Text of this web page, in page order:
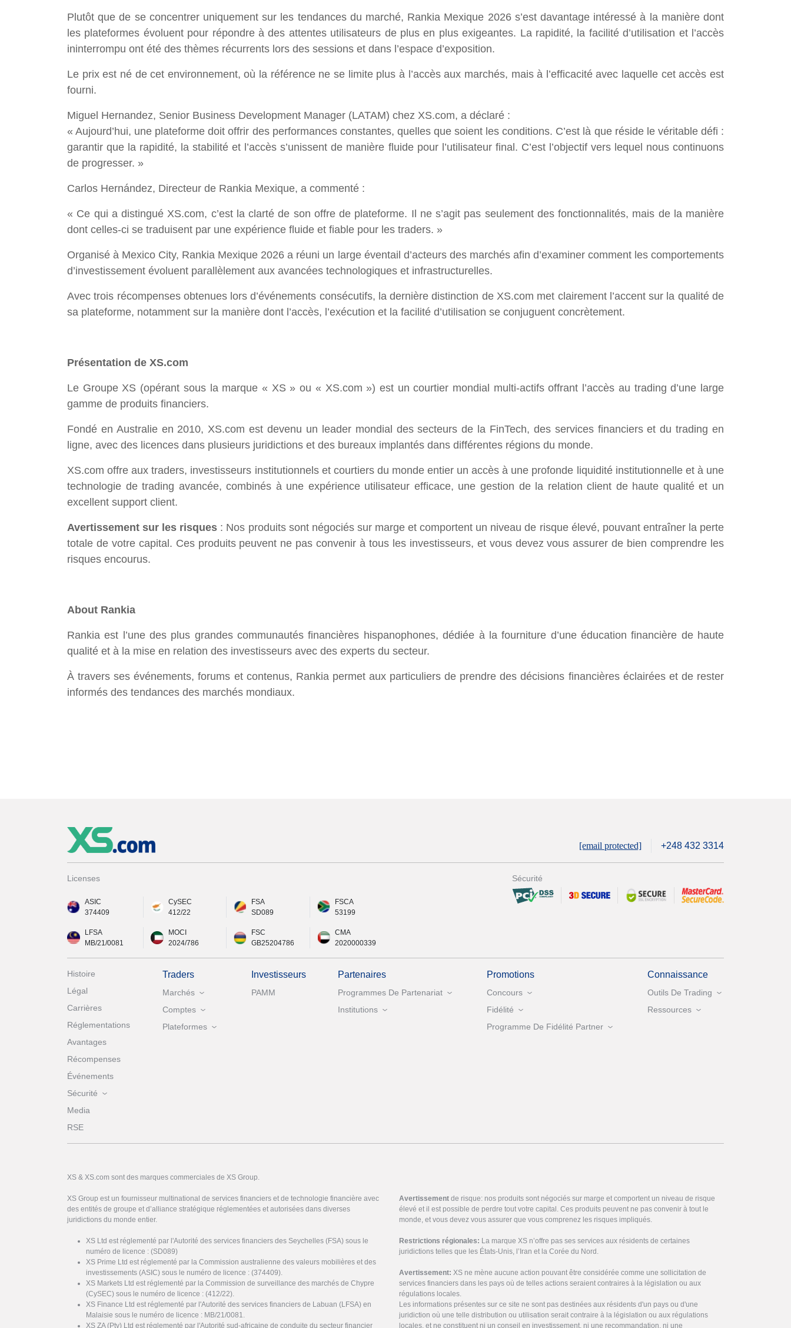
Plutôt que de se concentrer uniquement sur les tendances du marché, Rankia Mexique 2026 s’est davantage intéressé à la manière dont
les plateformes évoluent pour répondre à des attentes utilisateurs de plus en plus exigeantes. La rapidité, la facilité d’utilisation et l’accès
ininterrompu ont été des thèmes récurrents lors des sessions et dans l’espace d’exposition.
Le prix est né de cet environnement, où la référence ne se limite plus à l’accès aux marchés, mais à l’efficacité avec laquelle cet accès est
fourni.
Miguel Hernandez, Senior Business Development Manager (LATAM) chez XS.com, a déclaré :
« Aujourd’hui, une plateforme doit offrir des performances constantes, quelles que soient les conditions. C’est là que réside le véritable défi :
garantir que la rapidité, la stabilité et l’accès s’unissent de manière fluide pour l’utilisateur final. C’est l’objectif vers lequel nous continuons
de progresser. »
Carlos Hernández, Directeur de Rankia Mexique, a commenté :
« Ce qui a distingué XS.com, c’est la clarté de son offre de plateforme. Il ne s’agit pas seulement des fonctionnalités, mais de la manière
dont celles-ci se traduisent par une expérience fluide et fiable pour les traders. »
Organisé à Mexico City, Rankia Mexique 2026 a réuni un large éventail d’acteurs des marchés afin d’examiner comment les comportements
d’investissement évoluent parallèlement aux avancées technologiques et infrastructurelles.
Avec trois récompenses obtenues lors d’événements consécutifs, la dernière distinction de XS.com met clairement l’accent sur la qualité de
sa plateforme, notamment sur la manière dont l’accès, l’exécution et la facilité d’utilisation se conjuguent concrètement.
Présentation de XS.com
Le Groupe XS (opérant sous la marque « XS » ou « XS.com ») est un courtier mondial multi-actifs offrant l’accès au trading d’une large
gamme de produits financiers.
Fondé en Australie en 2010, XS.com est devenu un leader mondial des secteurs de la FinTech, des services financiers et du trading en
ligne, avec des licences dans plusieurs juridictions et des bureaux implantés dans différentes régions du monde.
XS.com offre aux traders, investisseurs institutionnels et courtiers du monde entier un accès à une profonde liquidité institutionnelle et à une
technologie de trading avancée, combinés à une expérience utilisateur efficace, une gestion de la relation client de haute qualité et un
excellent support client.
Avertissement sur les risques : Nos produits sont négociés sur marge et comportent un niveau de risque élevé, pouvant entraîner la perte
totale de votre capital. Ces produits peuvent ne pas convenir à tous les investisseurs, et vous devez vous assurer de bien comprendre les
risques encourus.
About Rankia
Rankia est l’une des plus grandes communautés financières hispanophones, dédiée à la fourniture d’une éducation financière de haute
qualité et à la mise en relation des investisseurs avec des experts du secteur.
À travers ses événements, forums et contenus, Rankia permet aux particuliers de prendre des décisions financières éclairées et de rester
informés des tendances des marchés mondiaux.
[email protected] +248 432 3314
Licenses
ASIC
374409
CySEC
412/22
FSA
SD089
FSCA
53199
LFSA
MB/21/0081
MOCI
2024/786
FSC
GB25204786
CMA
2020000339
Sécurité
Histoire
Légal
Carrières
Réglementations
Avantages
Récompenses
Événements
Sécurité
Media
RSE
Traders
Marchés
Comptes
Plateformes
Investisseurs
PAMM
Partenaires
Programmes De Partenariat
Institutions
Promotions
Concours
Fidélité
Programme De Fidélité Partner
Connaissance
Outils De Trading
Ressources
XS & XS.com sont des marques commerciales de XS Group.
XS Group est un fournisseur multinational de services financiers et de technologie financière avec
des entités de groupe et d’alliance stratégique réglementées et autorisées dans diverses
juridictions du monde entier.
XS Ltd est réglementé par l'Autorité des services financiers des Seychelles (FSA) sous le
numéro de licence : (SD089)
XS Prime Ltd est réglementé par la Commission australienne des valeurs mobilières et des
investissements (ASIC) sous le numéro de licence : (374409).
XS Markets Ltd est réglementé par la Commission de surveillance des marchés de Chypre
(CySEC) sous le numéro de licence : (412/22).
XS Finance Ltd est réglementé par l'Autorité des services financiers de Labuan (LFSA) en
Malaisie sous le numéro de licence : MB/21/0081.
XS ZA (Pty) Ltd est réglementé par l'Autorité sud-africaine de conduite du secteur financier
Avertissement de risque: nos produits sont négociés sur marge et comportent un niveau de risque
élevé et il est possible de perdre tout votre capital. Ces produits peuvent ne pas convenir à tout le
monde, et vous devez vous assurer que vous comprenez les risques impliqués.
Restrictions régionales: La marque XS n’offre pas ses services aux résidents de certaines
juridictions telles que les États-Unis, l’Iran et la Corée du Nord.
Avertissement: XS ne mène aucune action pouvant être considérée comme une sollicitation de
services financiers dans les pays où de telles actions seraient contraires à la législation ou aux
régulations locales.
Les informations présentes sur ce site ne sont pas destinées aux résidents d'un pays ou d'une
juridiction où une telle distribution ou utilisation serait contraire à la législation ou aux régulations
locales, et ne constituent ni un conseil en investissement, ni une recommandation, ni une